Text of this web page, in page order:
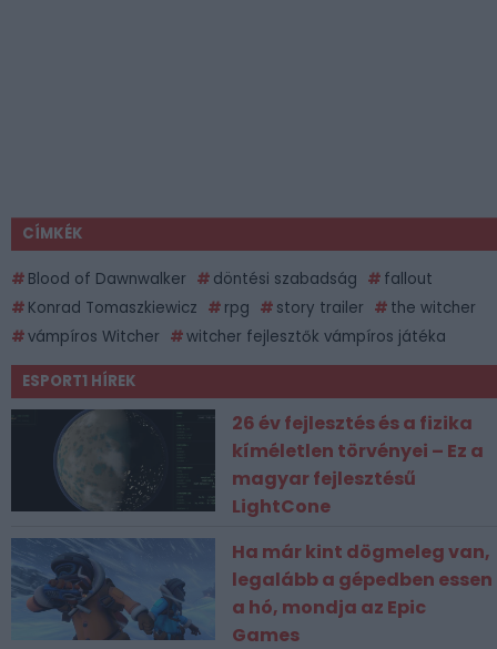
CÍMKÉK
Blood of Dawnwalker döntési szabadság
fallout
Konrad Tomaszkiewicz
rpg story trailer
the witcher
vámpíros Witcher
witcher fejlesztők vámpíros játéka
ESPORT1 HÍREK
26 év fejlesztés és a fizika
kíméletlen törvényei – Ez a
magyar fejlesztésű
LightCone
Ha már kint dögmeleg van,
legalább a gépedben essen
a hó, mondja az Epic
Games